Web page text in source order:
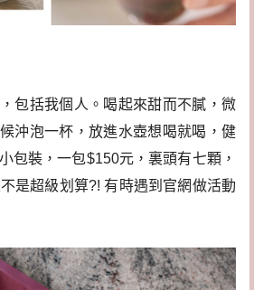
包括我個人。喝起來甜而不膩，微
沖泡一杯，放進水壺想喝就喝，健
包裝，一包$150元，裏頭有七顆，
是超級划算?! 有時遇到官網做活動